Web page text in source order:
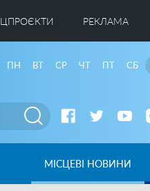
РЕКЛАМА
ПН ВТ СР ЧТ ПТ СБ
МІСЦЕВІ НОВИНИ